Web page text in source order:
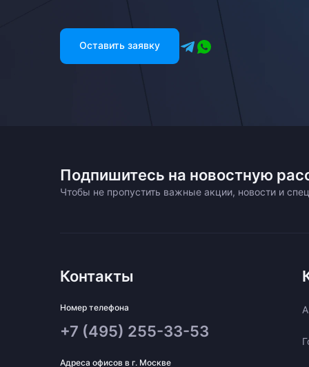
Оставить заявку
Подпишитесь на новостную
Чтобы не пропустить важные акции, новости и
Контакты
Номер телефона
+7 (495) 255-33-53
Адреса офисов в г. Москве